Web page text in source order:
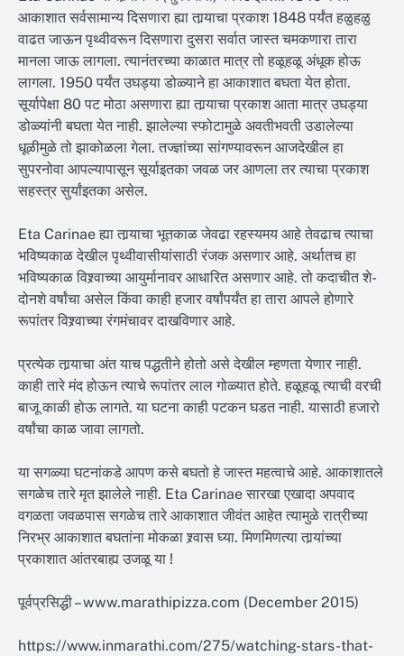
आकाशात सर्वसामान्य दिसणारा ह्या तार्‍याचा प्रकाश 1848 पर्यंत हळुहळु
वाढत जाऊन पृथ्वीवरून दिसणारा दुसरा सर्वात जास्त चमकणारा तारा
मानला जाऊ लागला. त्यानंतरच्या काळात मात्र तो हळूहळू अंधूक होऊ
लागला. 1950 पर्यंत उघड्या डोळ्याने हा आकाशात बघता येत होता.
सूर्यापेक्षा 80 पट मोठा असणारा ह्या तार्‍याचा प्रकाश आता मात्र उघड्या
डोळ्यांनी बघता येत नाही. झालेल्या स्फोटामुळे अवतीभवती उडालेल्या
धूळीमुळे तो झाकोळला गेला. तज्ज्ञांच्या सांगण्यावरून आजदेखील हा
सुपरनोवा आपल्यापासून सूर्याइतका जवळ जर आणला तर त्याचा प्रकाश
सहस्त्र सुर्यांइतका असेल.
Eta Carinae ह्या तार्‍याचा भूतकाळ जेवढा रहस्यमय आहे तेवढाच त्याचा
भविष्यकाळ देखील पृथ्वीवासीयांसाठी रंजक असणार आहे. अर्थातच हा
भविष्यकाळ विश्र्वाच्या आयुर्मानावर आधारित असणार आहे. तो कदाचीत शे-
दोनशे वर्षांचा असेल किंवा काही हजार वर्षांपर्यंत हा तारा आपले होणारे
रूपांतर विश्र्वाच्या रंगमंचावर दाखविणार आहे.
प्रत्येक तार्‍याचा अंत याच पद्धतीने होतो असे देखील म्हणता येणार नाही.
काही तारे मंद होऊन त्याचे रूपांतर लाल गोळ्यात होते. हळूहळू त्याची वरची
बाजू काळी होऊ लागते. या घटना काही पटकन घडत नाही. यासाठी हजारो
वर्षांचा काळ जावा लागतो.
या सगळ्या घटनांकडे आपण कसे बघतो हे जास्त महत्वाचे आहे. आकाशातले
सगळेच तारे मृत झालेले नाही. Eta Carinae सारखा एखादा अपवाद
वगळता जवळपास सगळेच तारे आकाशात जीवंत आहेत त्यामुळे रात्रीच्या
निरभ्र आकाशात बघतांना मोकळा श्र्वास घ्या. मिणमिणत्या तार्‍यांच्या
प्रकाशात आंतरबाह्य उजळू या !
पूर्वप्रसिद्धी – www.marathipizza.com (December 2015)
https://www.inmarathi.com/275/watching-stars-that-